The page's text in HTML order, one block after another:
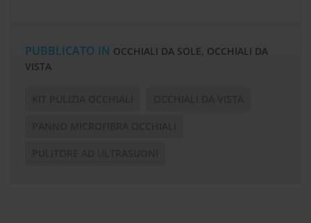
PUBBLICATO IN OCCHIALI DA SOLE, OCCHIALI DA
VISTA